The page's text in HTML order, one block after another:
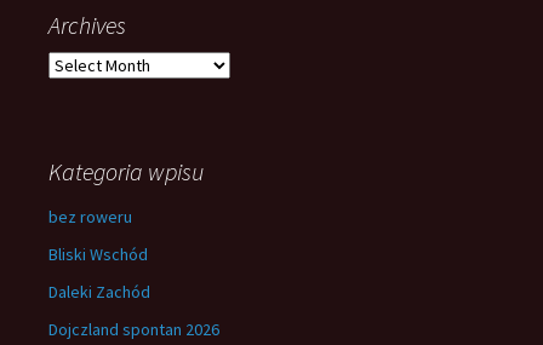
Archives
Archives
Kategoria wpisu
bez roweru
Bliski Wschód
Daleki Zachód
Dojczland spontan 2026